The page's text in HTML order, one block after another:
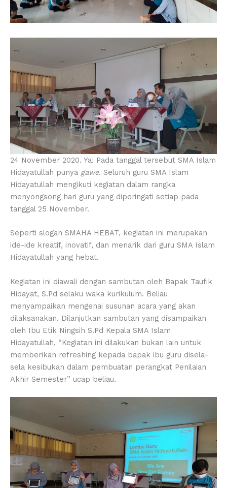
24 November 2020. Ya! Pada tanggal tersebut SMA Islam
Hidayatullah punya gawe. Seluruh guru SMA Islam
Hidayatullah mengikuti kegiatan dalam rangka
menyongsong hari guru yang diperingati setiap pada
tanggal 25 November.
Seperti slogan SMAHA HEBAT, kegiatan ini merupakan
ide-ide kreatif, inovatif, dan menarik dari guru SMA Islam
Hidayatullah yang hebat.
Kegiatan ini diawali dengan sambutan oleh Bapak Taufik
Hidayat, S.Pd selaku waka kurikulum. Beliau
menyampaikan mengenai susunan acara yang akan
dilaksanakan. Dilanjutkan sambutan yang disampaikan
oleh Ibu Etik Ningsih S.Pd Kepala SMA Islam
Hidayatullah, “Kegiatan ini dilakukan bukan lain untuk
memberikan refreshing kepada bapak ibu guru disela-
sela kesibukan dalam pembuatan perangkat Penilaian
Akhir Semester” ucap beliau.